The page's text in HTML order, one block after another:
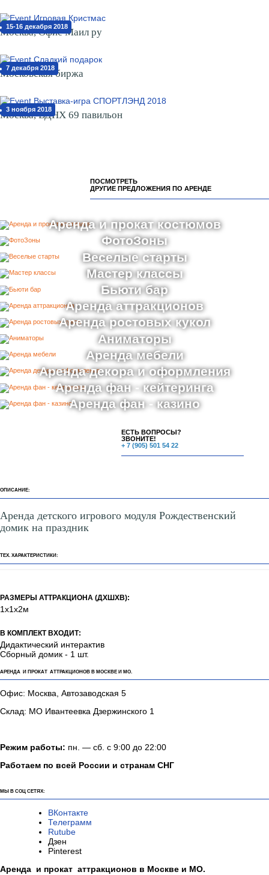
15-16 декабря 2018
Москва, Офис Маил ру
7 декабря 2018
Московская биржа
3 ноября 2018
Москва, ВДНХ 69 павильон
ПОСМОТРЕТЬ
ДРУГИЕ ПРЕДЛОЖЕНИЯ ПО АРЕНДЕ
Аренда и прокат костюмов
ФотоЗоны
Веселые старты
Мастер классы
Бьюти бар
Аренда аттракционов
Аренда ростовых кукол
Аниматоры
Аренда мебели
Аренда декора и оформления
Аренда фан - кейтеринга
Аренда фан - казино
ЕСТЬ ВОПРОСЫ?
ЗВОНИТЕ!
+ 7 (905) 501 54 22
ОПИСАНИЕ:
Аренда детского игрового модуля Рождественский
домик на праздник
ТЕХ. ХАРАКТЕРИСТИКИ:
РАЗМЕРЫ АТТРАКЦИОНА (ДХШХВ):
1х1х2м
В КОМПЛЕКТ ВХОДИТ:
Дидактический интерактив
Сборный домик - 1 шт.
АРЕНДА И ПРОКАТ АТТРАКЦИОНОВ В МОСКВЕ И МО.
Офис: Москва, Автозаводская 5
Склад: МО Ивантеевка Дзержинского 1
Режим работы: пн. — сб. с 9:00 до 22:00
Работаем по всей России и странам СНГ
МЫ В СОЦ СЕТЯХ:
ВКонтакте
Телеграмм
Rutube
Дзен
Pinterest
Аренда и прокат аттракционов в Москве и МО.